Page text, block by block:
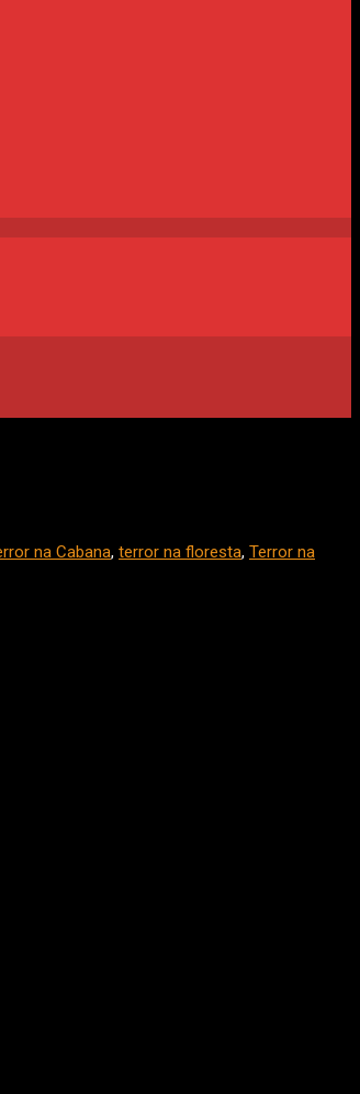
na Cabana, terror na floresta, Terror na